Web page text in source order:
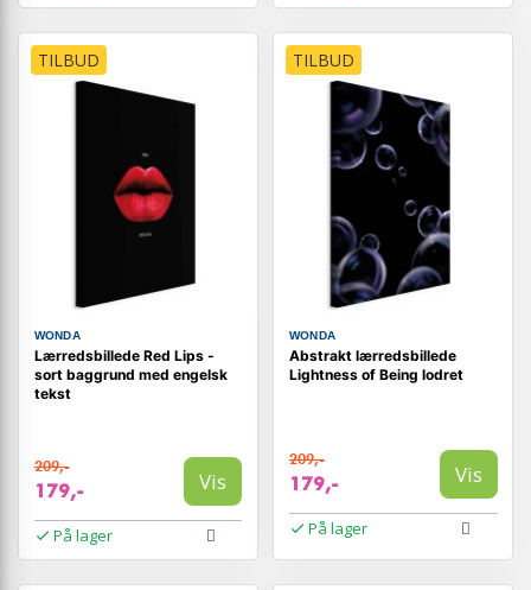
TILBUD
WONDA
Lærredsbillede Red Lips -
sort baggrund med engelsk
tekst
209,-
179,- Vis
På lager
TILBUD
WONDA
Abstrakt lærredsbillede
Lightness of Being lodret
209,-
179,- Vis
På lager